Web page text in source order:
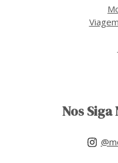
Nos